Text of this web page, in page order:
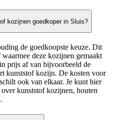
kozijnen goedkoper in Sluis?
de goedkoopste keuze. Dit
deze kozijnen gemaakt
prijs af van bijvoorbeeld de
kunststof kozijn. De kosten voor
ook van elkaar. Je kunt hier
kunststof kozijnen, houten